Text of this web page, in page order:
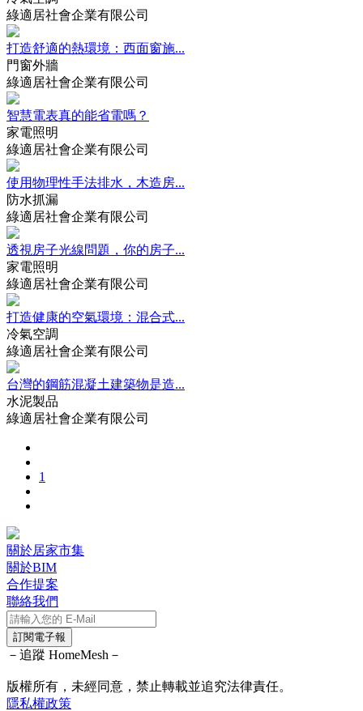
綠適居社會企業有限公司
打造舒適的熱環境：西面窗施...
門窗外牆
綠適居社會企業有限公司
智慧電表真的能省電嗎？
家電照明
綠適居社會企業有限公司
使用物理性手法排水，木造房...
防水抓漏
綠適居社會企業有限公司
透視房子光線問題，你的房子...
家電照明
綠適居社會企業有限公司
打造健康的空氣環境：混合式...
冷氣空調
綠適居社會企業有限公司
台灣的鋼筋混凝土建築物是造...
水泥製品
綠適居社會企業有限公司
1
關於居家市集
關於BIM
合作提案
聯絡我們
訂閱電子報
－追蹤 HomeMesh－
版權所有，未經同意，禁止轉載並追究法律責任。
隱私權政策